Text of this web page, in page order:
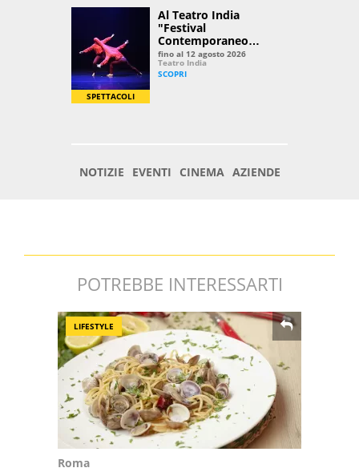
POTREBBE INTERESSARTI
LIFESTYLE
Roma